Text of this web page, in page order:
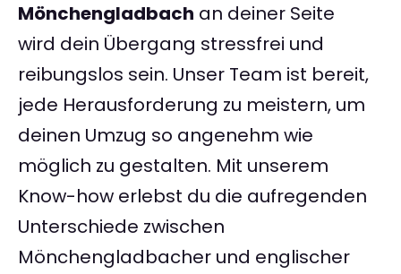
Mönchengladbach an deiner Seite
wird dein Übergang stressfrei und
reibungslos sein. Unser Team ist bereit,
jede Herausforderung zu meistern, um
deinen Umzug so angenehm wie
möglich zu gestalten. Mit unserem
Know-how erlebst du die aufregenden
Unterschiede zwischen
Mönchengladbacher und englischer